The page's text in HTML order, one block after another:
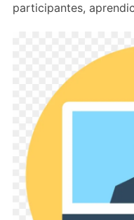
participantes,